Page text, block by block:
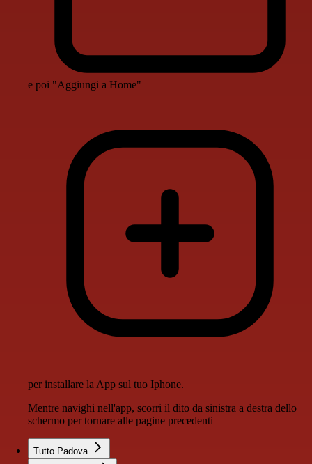
e poi "Aggiungi a Home"
per installare la App sul tuo Iphone.
Mentre navighi nell'app, scorri il dito da sinistra a destra dello
schermo per tornare alle pagine precedenti
Tutto Padova